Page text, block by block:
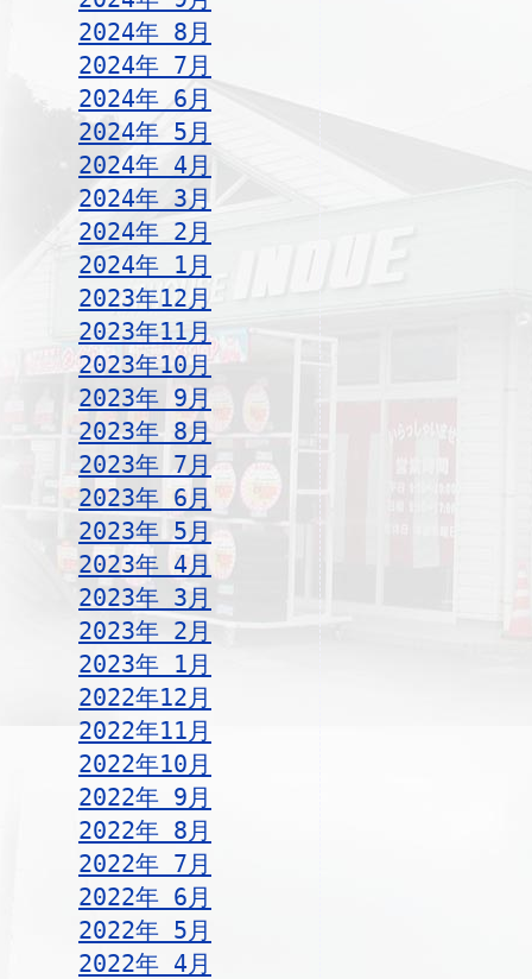
2024年 8月
2024年 7月
2024年 6月
2024年 5月
2024年 4月
2024年 3月
2024年 2月
2024年 1月
2023年12月
2023年11月
2023年10月
2023年 9月
2023年 8月
2023年 7月
2023年 6月
2023年 5月
2023年 4月
2023年 3月
2023年 2月
2023年 1月
2022年12月
2022年11月
2022年10月
2022年 9月
2022年 8月
2022年 7月
2022年 6月
2022年 5月
2022年 4月